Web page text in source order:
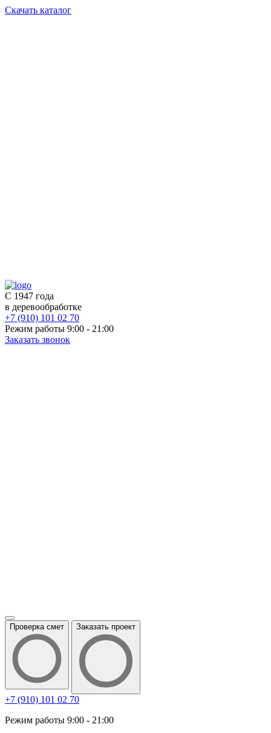
Скачать каталог
С 1947 года
в деревообработке
+7 (910) 101 02 70
Режим работы 9:00 - 21:00
Заказать звонок
Проверка смет Заказать проект
+7 (910) 101 02 70
Режим работы 9:00 - 21:00